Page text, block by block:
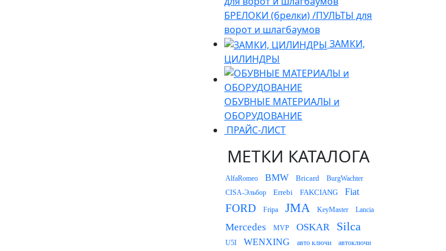
БРЕЛОКИ (брелки) /ПУЛЬТЫ для
ворот и шлагбаумов
ЗАМКИ,
ЦИЛИНДРЫ
ОБУВНЫЕ МАТЕРИАЛЫ и
ОБОРУДОВАНИЕ
ПРАЙС-ЛИСТ
МЕТКИ КАТАЛОГА
AlfaRomeo BMW Bricard
BurgWachter
CISA-Эльбор
Errebi FAKCIANG Fiat
FORD Fripa JMA KeyMaster Lancia
Mercedes MVP OSKAR Silca
U5I WENXING авто ключи
автоключи